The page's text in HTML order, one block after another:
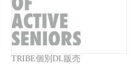
TRIBE個別DL販売